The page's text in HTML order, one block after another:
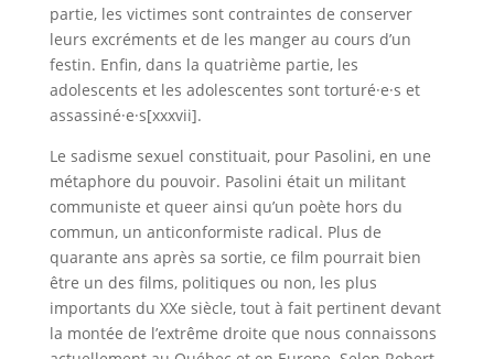
partie, les victimes sont contraintes de conserver
leurs excréments et de les manger au cours d’un
festin. Enfin, dans la quatrième partie, les
adolescents et les adolescentes sont torturé·e·s et
assassiné·e·s[xxxvii].
Le sadisme sexuel constituait, pour Pasolini, en une
métaphore du pouvoir. Pasolini était un militant
communiste et queer ainsi qu’un poète hors du
commun, un anticonformiste radical. Plus de
quarante ans après sa sortie, ce film pourrait bien
être un des films, politiques ou non, les plus
importants du XXe siècle, tout à fait pertinent devant
la montée de l’extrême droite que nous connaissons